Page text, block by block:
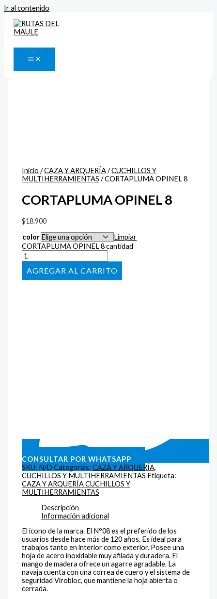
Ir al contenido
Inicio /CAZA Y ARQUERÍA/CUCHILLOS Y
MULTIHERRAMIENTAS / CORTAPLUMA OPINEL 8
CORTAPLUMA OPINEL 8
$18.900
color
Limpiar
CORTAPLUMA OPINEL 8 cantidad
AÑADIR AL CARRITO
CONSULTAR POR WHATSAPP
SKU: N/D Categorías:CAZA Y ARQUERÍA,
CUCHILLOS Y MULTIHERRAMIENTAS Etiqueta:
CAZA Y ARQUERÍA CUCHILLOS Y
MULTIHERRAMIENTAS
Descripción
Información adicional
El icono de la marca. El N°08 es el preferido de los
usuarios desde hace más de 120 años. Es ideal para
trabajos tanto en interior como exterior. Posee una
hoja de acero inoxidable muy afilada y duradera. El
mango de madera ofrece un agarre agradable. La
navaja cuenta con una correa de cuero y el sistema de
seguridad Virobloc, que mantiene la hoja abierta o
cerrada.